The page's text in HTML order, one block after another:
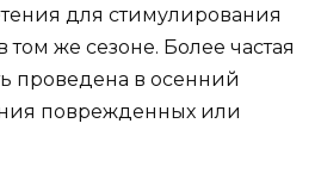
для стимулирования
том же сезоне. Более частая
проведена в осенний
поврежденных или